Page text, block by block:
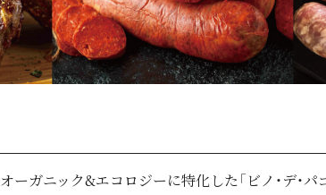
オーガニック&エコロジーに特化した「ビノ・デ・パ